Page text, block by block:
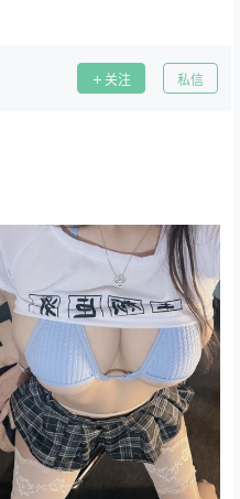
关注 私信